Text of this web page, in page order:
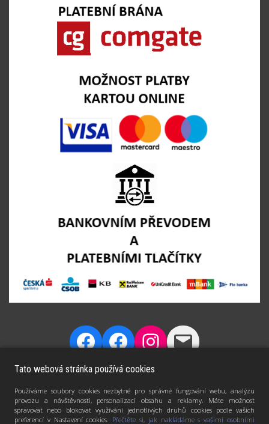
Tato webová stránka používá cookies
Používáme soubory cookies nezbytné pro správné fungování webu, analýzu
provozu a návštěvnosti, personalizaci obsahu a reklamy. Máte možnost
spravovat nebo blokovat využívání jednotlivých druhů cookies podle vašich
preferencí v Nastavení cookies. Přečtěte si, jak nakládáme s vašimi osobními